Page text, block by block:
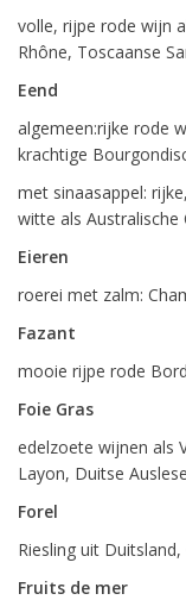
volle, rijpe rode wijn
Rhône, Toscaanse
Eend
algemeen:rijke rode
krachtige
met sinaasappel:
witte als
Eieren
roerei met zalm:
Fazant
mooie rijpe rode
Foie Gras
edelzoete wijnen als
Layon, Duitse
Forel
Riesling uit
Fruits de mer